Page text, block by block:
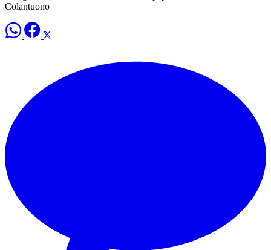
Colantuono